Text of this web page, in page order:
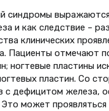
синдромы
и как следствие –
клинических
Пациенты отмечают
ногтевые пластины
пластин. Со
с дефицитом железа,
может